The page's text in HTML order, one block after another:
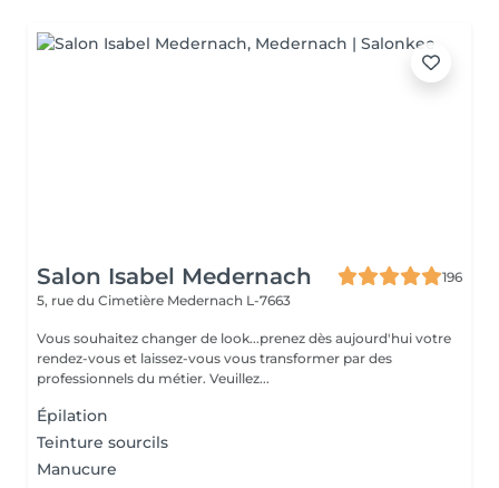
Salon Isabel Medernach
196
5, rue du Cimetière Medernach L-7663
Vous souhaitez changer de look...prenez dès aujourd'hui votre
rendez-vous et laissez-vous vous transformer par des
professionnels du métier. Veuillez...
Épilation
Teinture sourcils
Manucure